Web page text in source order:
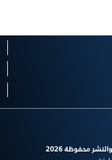
محفوظة 2026